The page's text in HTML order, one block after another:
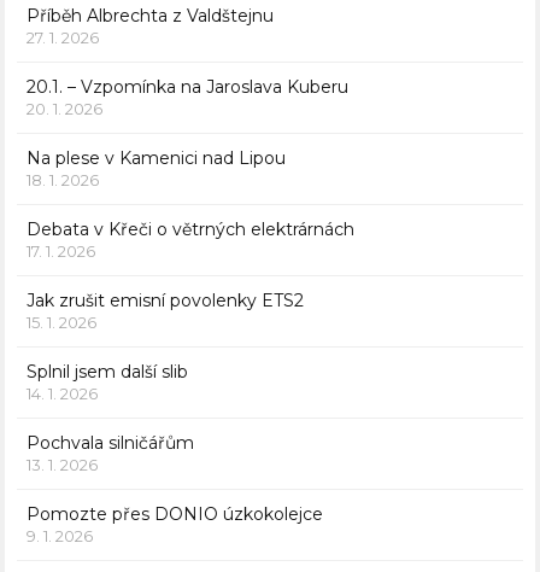
Příběh Albrechta z Valdštejnu
27. 1. 2026
20.1. – Vzpomínka na Jaroslava Kuberu
20. 1. 2026
Na plese v Kamenici nad Lipou
18. 1. 2026
Debata v Křeči o větrných elektrárnách
17. 1. 2026
Jak zrušit emisní povolenky ETS2
15. 1. 2026
Splnil jsem další slib
14. 1. 2026
Pochvala silničářům
13. 1. 2026
Pomozte přes DONIO úzkokolejce
9. 1. 2026